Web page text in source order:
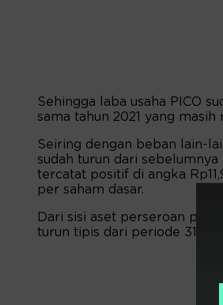
Sehingga laba usaha PICO
sama tahun 2021 yang masih
Seiring dengan beban lain-
sudah turun dari
tercatat positif di angka
per saham dasar.
Dari sisi aset perseroan per
turun tipis dari periode 31